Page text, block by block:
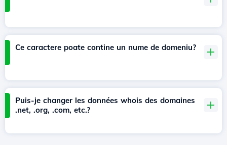
Ce caractere poate contine un nume de domeniu?
Puis-je changer les données whois des domaines
.net, .org, .com, etc.?